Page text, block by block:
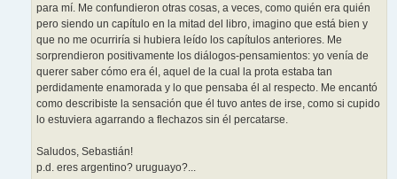
para mí. Me confundieron otras cosas, a veces, como quién era quién
pero siendo un capítulo en la mitad del libro, imagino que está bien y
que no me ocurriría si hubiera leído los capítulos anteriores. Me
sorprendieron positivamente los diálogos-pensamientos: yo venía de
querer saber cómo era él, aquel de la cual la prota estaba tan
perdidamente enamorada y lo que pensaba él al respecto. Me encantó
como describiste la sensación que él tuvo antes de irse, como si cupido
lo estuviera agarrando a flechazos sin él percatarse.
Saludos, Sebastián!
p.d. eres argentino? uruguayo?...